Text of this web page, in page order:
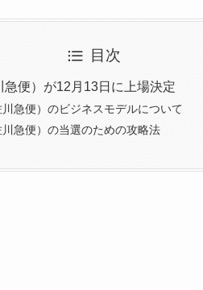
目次
便）が12月13日に上場決定
急便）のビジネスモデルについて
急便）の当選のための攻略法